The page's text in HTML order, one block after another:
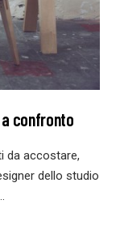
confronto
da accostare,
dello studio